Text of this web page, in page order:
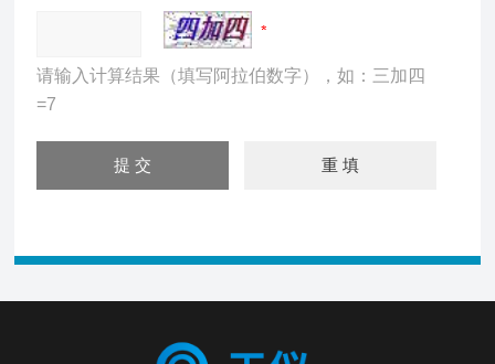
请输入计算结果（填写阿拉伯数字），如：三加四
=7